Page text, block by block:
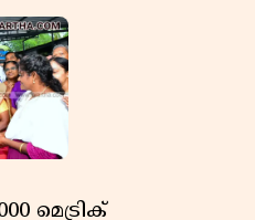
മെട്രിക്